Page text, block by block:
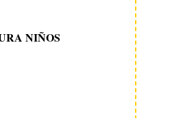
DEL
29 abril 2010
Diy: Lámpara
NIÑOS